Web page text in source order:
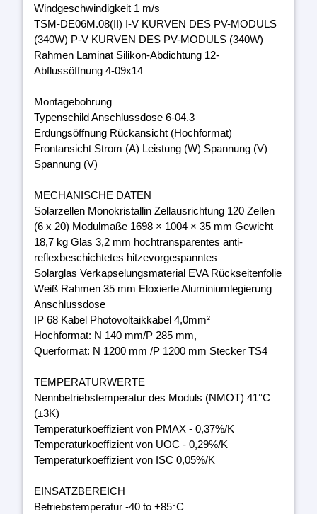
Windgeschwindigkeit 1 m/s
TSM-DE06M.08(II) I-V KURVEN DES PV-MODULS
(340W) P-V KURVEN DES PV-MODULS (340W)
Rahmen Laminat Silikon-Abdichtung 12-
Abflussöffnung 4-09x14
Montagebohrung
Typenschild Anschlussdose 6-04.3
Erdungsöffnung Rückansicht (Hochformat)
Frontansicht Strom (A) Leistung (W) Spannung (V)
Spannung (V)
MECHANISCHE DATEN
Solarzellen Monokristallin Zellausrichtung 120 Zellen
(6 x 20) Modulmaße 1698 × 1004 × 35 mm Gewicht
18,7 kg Glas 3,2 mm hochtransparentes anti-
reflexbeschichtetes hitzevorgespanntes
Solarglas Verkapselungsmaterial EVA Rückseitenfolie
Weiß Rahmen 35 mm Eloxierte Aluminiumlegierung
Anschlussdose
IP 68 Kabel Photovoltaikkabel 4,0mm²
Hochformat: N 140 mm/P 285 mm,
Querformat: N 1200 mm /P 1200 mm Stecker TS4
TEMPERATURWERTE
Nennbetriebstemperatur des Moduls (NMOT) 41°C
(±3K)
Temperaturkoeffizient von PMAX - 0,37%/K
Temperaturkoeffizient von UOC - 0,29%/K
Temperaturkoeffizient von ISC 0,05%/K
EINSATZBEREICH
Betriebstemperatur -40 to +85°C